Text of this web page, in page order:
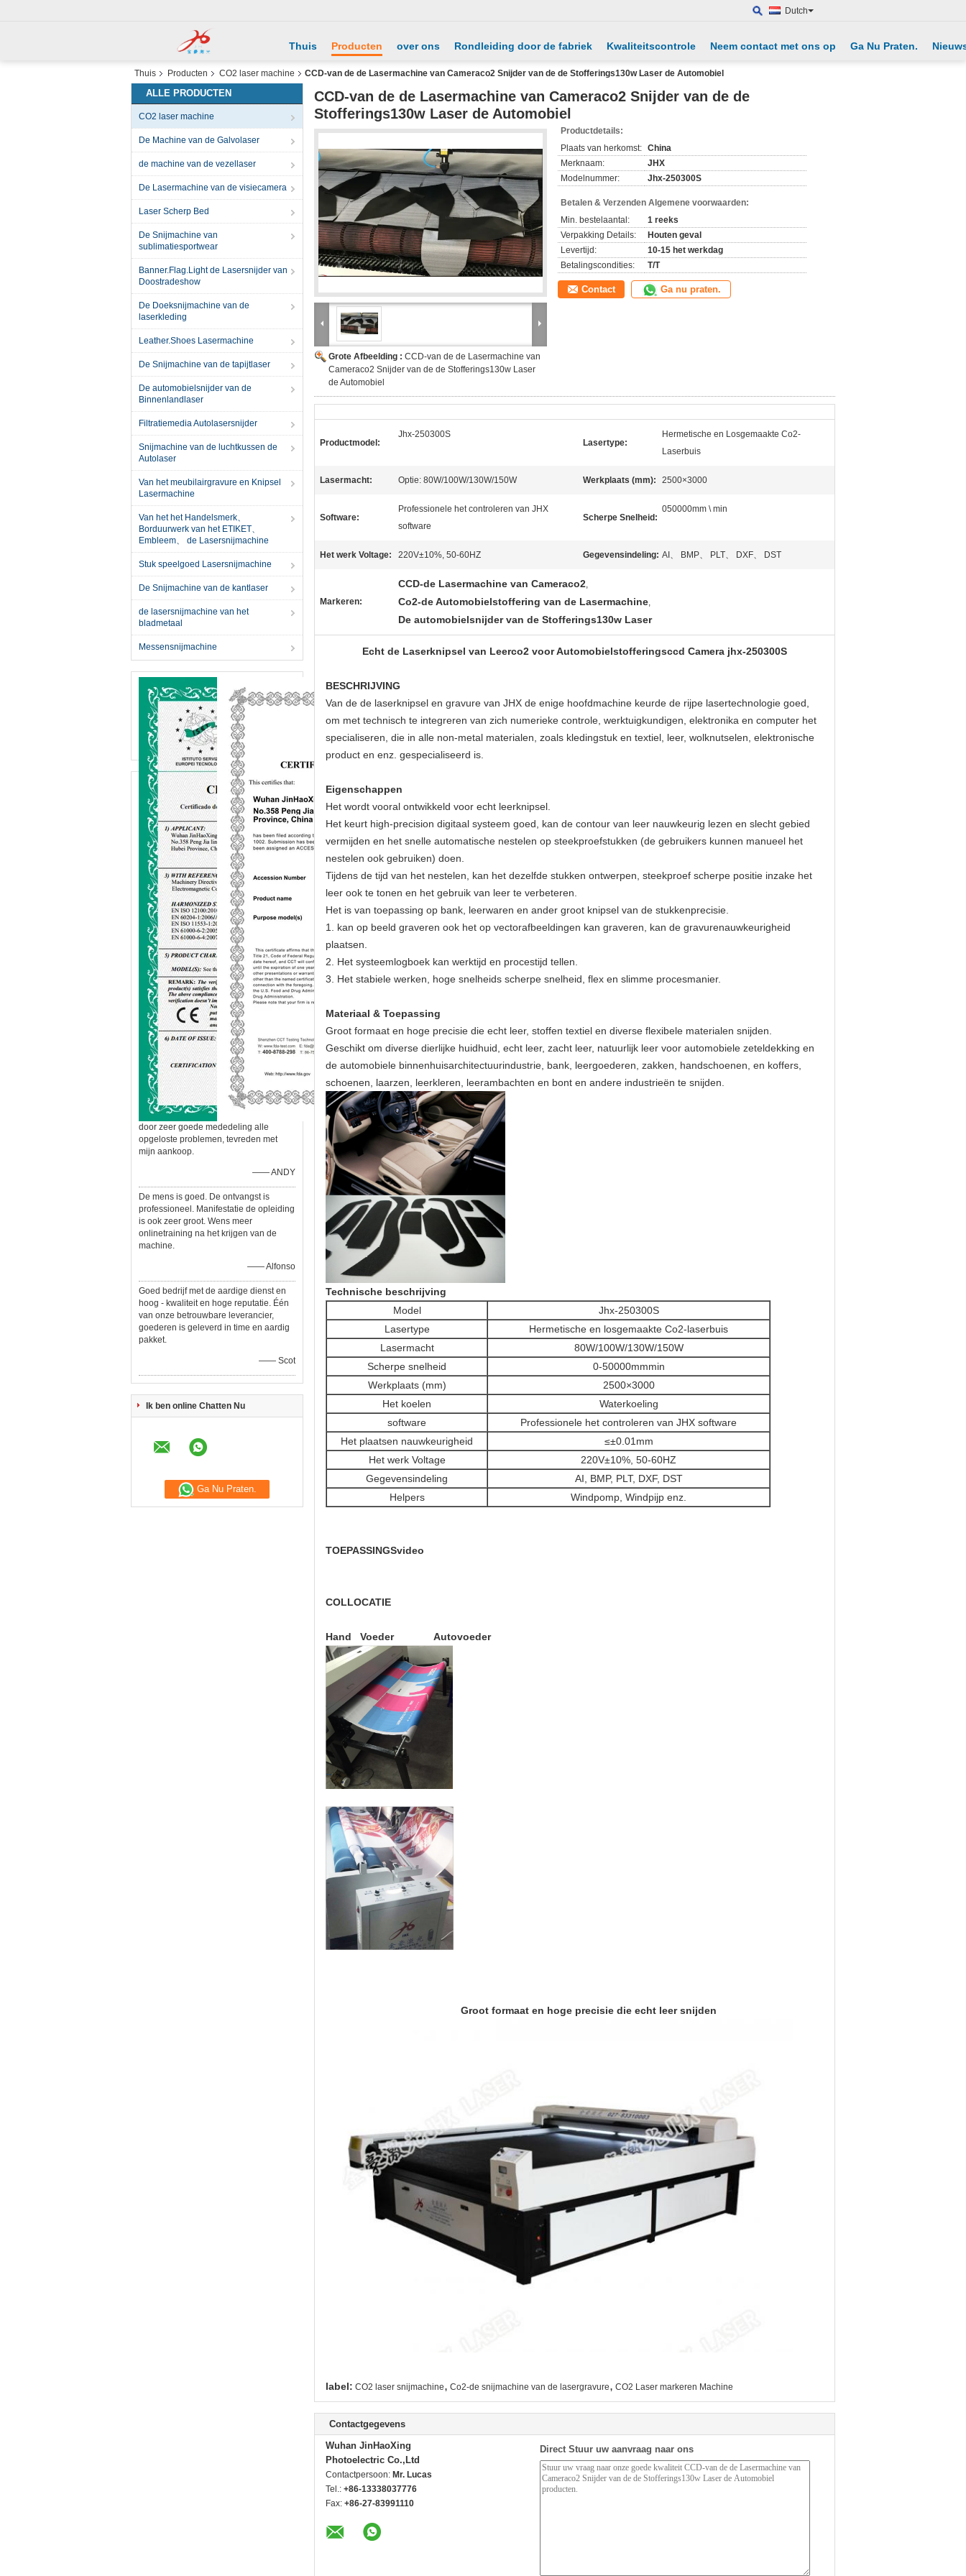
Dutch
Thuis Producten over ons Rondleiding door de fabriek Kwaliteitscontrole Neem contact met ons op Ga Nu Praten.
Thuis Producten CO2 laser machine CCD-van de de Lasermachine van Cameraco2 Snijder van de de Stofferings130w Laser de Automobiel
ALLE PRODUCTEN
CO2 laser machine
De Machine van de Galvolaser
de machine van de vezellaser
De Lasermachine van de visiecamera
Laser Scherp Bed
De Snijmachine van
sublimatiesportwear
Banner.Flag.Light de Lasersnijder van
Doostradeshow
De Doeksnijmachine van de
laserkleding
Leather.Shoes Lasermachine
De Snijmachine van de tapijtlaser
De automobielsnijder van de
Binnenlandlaser
Filtratiemedia Autolasersnijder
Snijmachine van de luchtkussen de
Autolaser
Van het meubilairgravure en Knipsel
Lasermachine
Van het het Handelsmerk、
Borduurwerk van het ETIKET、
Embleem、 de Lasersnijmachine
Stuk speelgoed Lasersnijmachine
De Snijmachine van de kantlaser
de lasersnijmachine van het
bladmetaal
Messensnijmachine
door zeer goede mededeling alle
opgeloste problemen, tevreden met
mijn aankoop.
—— ANDY
De mens is goed. De ontvangst is
professioneel. Manifestatie de opleiding
is ook zeer groot. Wens meer
onlinetraining na het krijgen van de
machine.
—— Alfonso
Goed bedrijf met de aardige dienst en
hoog - kwaliteit en hoge reputatie. Één
van onze betrouwbare leverancier,
goederen is geleverd in time en aardig
pakket.
—— Scot
Ik ben online Chatten Nu
Ga Nu Praten.
CCD-van de de Lasermachine van Cameraco2 Snijder van de de
Stofferings130w Laser de Automobiel
Grote Afbeelding : CCD-van de de Lasermachine van
Cameraco2 Snijder van de de Stofferings130w Laser
de Automobiel
Productdetails:
Plaats van herkomst: China
Merknaam:
JHX
Modelnummer:
Jhx-250300S
Betalen & Verzenden Algemene voorwaarden:
Min. bestelaantal:
1 reeks
Verpakking Details:
Houten geval
Levertijd:
10-15 het werkdag
Betalingscondities:
T/T
Contact Ga nu praten.
Productmodel:
Jhx-250300S
Lasertype:
Hermetische en Losgemaakte Co2-
Laserbuis
Lasermacht: Optie: 80W/100W/130W/150W Werkplaats (mm): 2500×3000
Software:
Professionele het controleren van JHX
software
Scherpe Snelheid:
050000mm \ min
Het werk Voltage: 220V±10%, 50-60HZ Gegevensindeling: AI、 BMP、 PLT、 DXF、 DST
Markeren:
CCD-de Lasermachine van Cameraco2,
Co2-de Automobielstoffering van de Lasermachine,
De automobielsnijder van de Stofferings130w Laser
Echt de Laserknipsel van Leerco2 voor Automobielstofferingsccd Camera jhx-250300S
BESCHRIJVING
Van de de laserknipsel en gravure van JHX de enige hoofdmachine keurde de rijpe lasertechnologie goed,
om met technisch te integreren van zich numerieke controle, werktuigkundigen, elektronika en computer het
specialiseren, die in alle non-metal materialen, zoals kledingstuk en textiel, leer, wolknutselen, elektronische
product en enz. gespecialiseerd is.
Eigenschappen
Het wordt vooral ontwikkeld voor echt leerknipsel.
Het keurt high-precision digitaal systeem goed, kan de contour van leer nauwkeurig lezen en slecht gebied
vermijden en het snelle automatische nestelen op steekproefstukken (de gebruikers kunnen manueel het
nestelen ook gebruiken) doen.
Tijdens de tijd van het nestelen, kan het dezelfde stukken ontwerpen, steekproef scherpe positie inzake het
leer ook te tonen en het gebruik van leer te verbeteren.
Het is van toepassing op bank, leerwaren en ander groot knipsel van de stukkenprecisie.
1. kan op beeld graveren ook het op vectorafbeeldingen kan graveren, kan de gravurenauwkeurigheid
plaatsen.
2. Het systeemlogboek kan werktijd en procestijd tellen.
3. Het stabiele werken, hoge snelheids scherpe snelheid, flex en slimme procesmanier.
Materiaal & Toepassing
Groot formaat en hoge precisie die echt leer, stoffen textiel en diverse flexibele materialen snijden.
Geschikt om diverse dierlijke huidhuid, echt leer, zacht leer, natuurlijk leer voor automobiele zeteldekking en
de automobiele binnenhuisarchitectuurindustrie, bank, leergoederen, zakken, handschoenen, en koffers,
schoenen, laarzen, leerkleren, leerambachten en bont en andere industrieën te snijden.
Technische beschrijving
Model
Jhx-250300S
Lasertype
Hermetische en losgemaakte Co2-laserbuis
Lasermacht
80W/100W/130W/150W
Scherpe snelheid
0-50000mmmin
Werkplaats (mm)
2500×3000
Het koelen
Waterkoeling
software
Professionele het controleren van JHX software
Het plaatsen nauwkeurigheid
≤±0.01mm
Het werk Voltage
220V±10%, 50-60HZ
Gegevensindeling
AI, BMP, PLT, DXF, DST
Helpers
Windpomp, Windpijp enz.
TOEPASSINGSvideo
COLLOCATIE
Hand Voeder Autovoeder
Groot formaat en hoge precisie die echt leer snijden
label: CO2 laser snijmachine, Co2-de snijmachine van de lasergravure, CO2 Laser markeren Machine
Contactgegevens
Wuhan JinHaoXing
Photoelectric Co.,Ltd
Contactpersoon: Mr. Lucas
Tel.: +86-13338037776
Fax: +86-27-83991110
Direct Stuur uw aanvraag naar ons